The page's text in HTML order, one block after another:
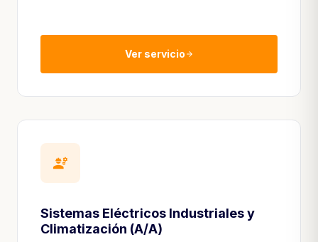
Ver servicio arrow_forward
engineering
Sistemas Eléctricos Industriales y
Climatización (A/A)